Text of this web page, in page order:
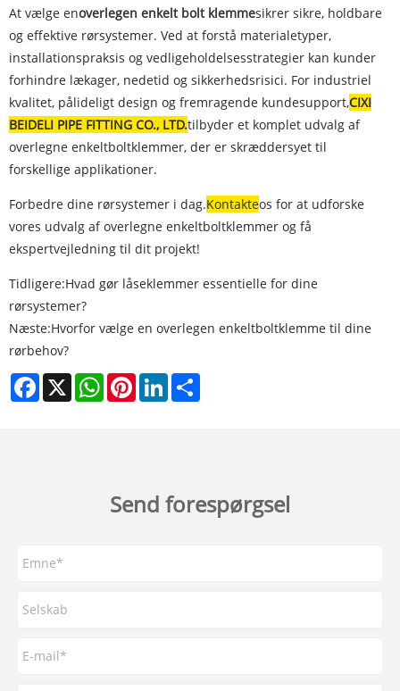
At vælge enoverlegen enkelt bolt klemmesikrer sikre, holdbare
og effektive rørsystemer. Ved at forstå materialetyper,
installationspraksis og vedligeholdelsesstrategier kan kunder
forhindre lækager, nedetid og sikkerhedsrisici. For industriel
kvalitet, pålideligt design og fremragende kundesupport,CIXI
BEIDELI PIPE FITTING CO., LTD.tilbyder et komplet udvalg af
overlegne enkeltboltklemmer, der er skræddersyet til
forskellige applikationer.
Forbedre dine rørsystemer i dag.Kontakteos for at udforske
vores udvalg af overlegne enkeltboltklemmer og få
ekspertvejledning til dit projekt!
Tidligere:Hvad gør låseklemmer essentielle for dine
rørsystemer?
Næste:Hvorfor vælge en overlegen enkeltboltklemme til dine
rørbehov?
Facebook
X WhatsAppPinterestLinkedIn
Send forespørgsel